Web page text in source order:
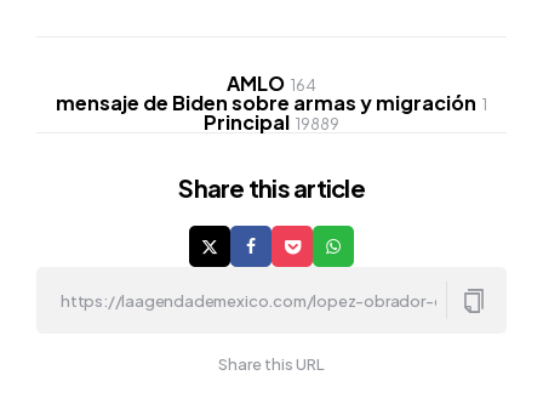
AMLO 164
mensaje de Biden sobre armas y migración 1
Principal 19889
Share this article
Share this URL